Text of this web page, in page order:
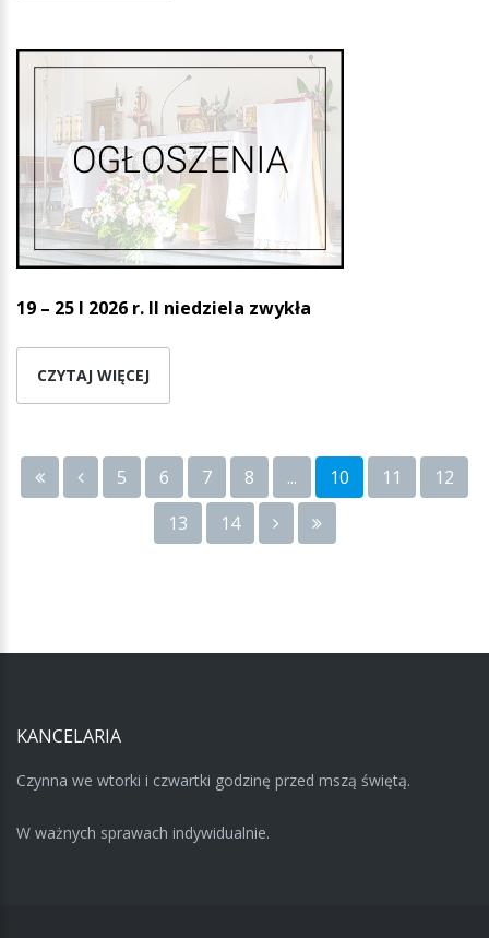
19 – 25 I 2026 r. II niedziela zwykła
CZYTAJ WIĘCEJ
5 6 7 8 ... 10 11
12
13
14
KANCELARIA
Czynna we wtorki i czwartki godzinę przed mszą świętą.
W ważnych sprawach indywidualnie.